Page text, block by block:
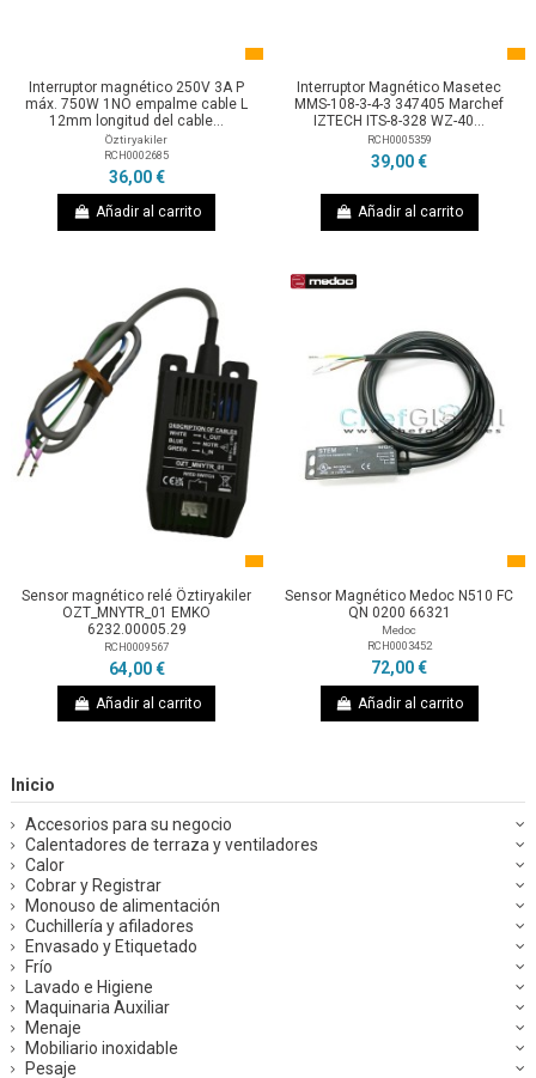
Interruptor magnético 250V 3A P
máx. 750W 1NO empalme cable L
12mm longitud del cable...
Öztiryakiler
RCH0002685
36,00 €
Añadir al carrito
Interruptor Magnético Masetec
MMS-108-3-4-3 347405 Marchef
IZTECH ITS-8-328 WZ-40...
RCH0005359
39,00 €
Añadir al carrito
Sensor magnético relé Öztiryakiler
OZT_MNYTR_01 EMKO
6232.00005.29
RCH0009567
64,00 €
Añadir al carrito
Sensor Magnético Medoc N510 FC
QN 0200 66321
Medoc
RCH0003452
72,00 €
Añadir al carrito
Inicio
Accesorios para su negocio
Calentadores de terraza y ventiladores
Calor
Cobrar y Registrar
Monouso de alimentación
Cuchillería y afiladores
Envasado y Etiquetado
Frío
Lavado e Higiene
Maquinaria Auxiliar
Menaje
Mobiliario inoxidable
Pesaje